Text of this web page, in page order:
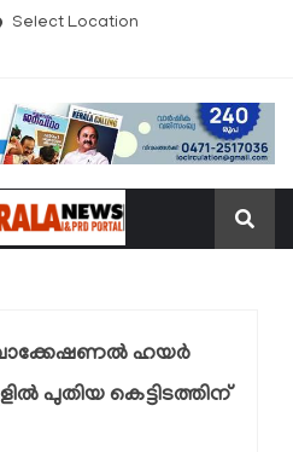
Select Location
വൊക്കേഷണൽ ഹയർ
പുതിയ കെട്ടിടത്തിന്